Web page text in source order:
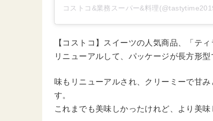
コストコ&業務スーパー&料理
【コストコ】スイーツの人気商品、「ティ
リニューアルして、パッケージが長方形
味もリニューアルされ、クリーミーで甘
す。
これまでも美味しかったけれど、より美味